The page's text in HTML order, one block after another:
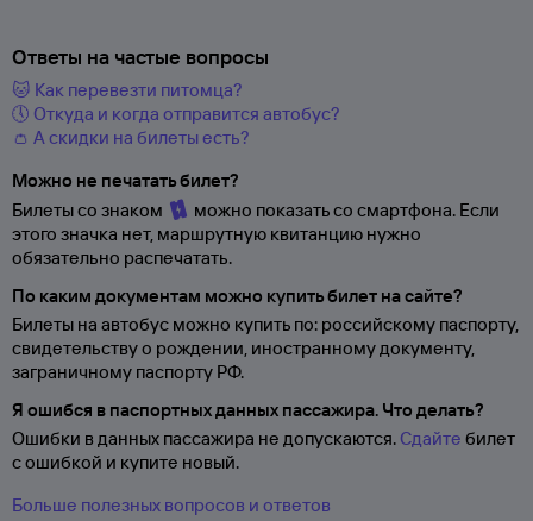
Ответы на частые вопросы
🐱 Как перевезти питомца?
🕔 Откуда и когда отправится автобус?
👛 А скидки на билеты есть?
Можно не печатать билет?
Билеты со знаком
можно показать со смартфона. Если
этого значка нет, маршрутную квитанцию нужно
обязательно распечатать.
По каким документам можно купить билет на сайте?
Билеты на автобус можно купить по: российскому паспорту,
свидетельству о рождении, иностранному документу,
заграничному паспорту РФ.
Я ошибся в паспортных данных пассажира. Что делать?
Ошибки в данных пассажира не допускаются. Сдайте билет
с ошибкой и купите новый.
Больше полезных вопросов и ответов